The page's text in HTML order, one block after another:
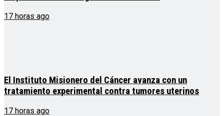
17 horas ago
El Instituto Misionero del Cáncer avanza con un
tratamiento experimental contra tumores uterinos
17 horas ago